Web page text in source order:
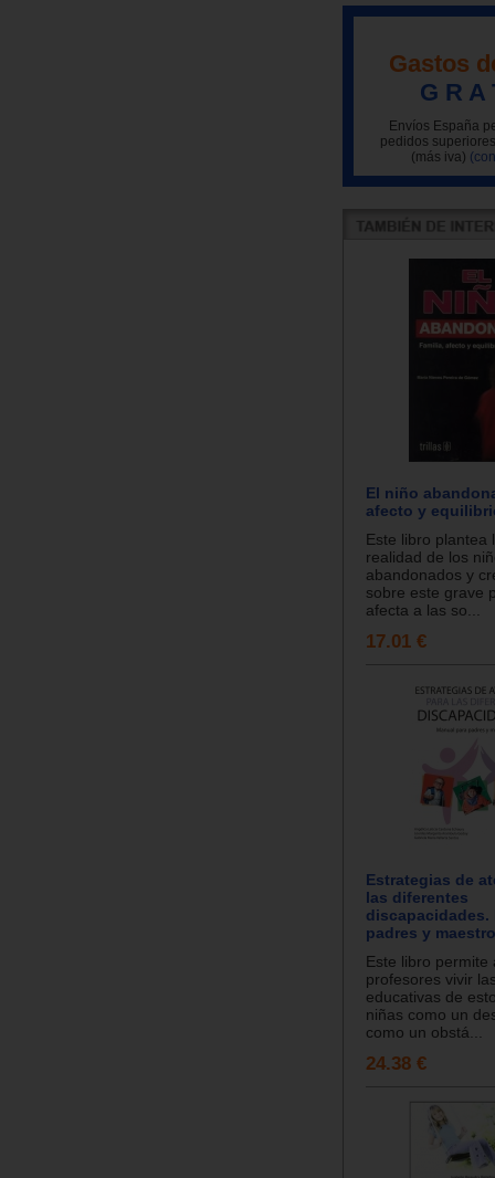
Gastos
G R A
Envíos España
pedidos
(más iva)
El niño
afecto y
Este libro plantea
realidad de los
abandonados y
sobre este grave
afecta a las so...
17.01 €
Estrategias de
las diferentes
discapacidades.
padres y
Este libro permite
profesores vivir
educativas de
niñas como un
como un obstá...
24.38 €